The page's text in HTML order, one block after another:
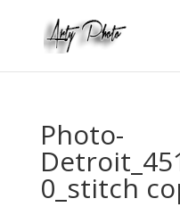
Photo-
0_stitch